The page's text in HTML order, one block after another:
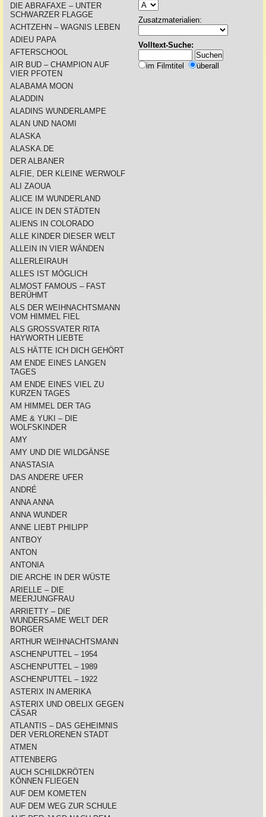
DIE ABRAFAXE – UNTER
SCHWARZER FLAGGE
ACHTZEHN – WAGNIS LEBEN
ADIEU PAPA
AFTERSCHOOL
AIR BUD – CHAMPION AUF
VIER PFOTEN
ALABAMA MOON
ALADDIN
ALADINS WUNDERLAMPE
ALAN UND NAOMI
ALASKA
ALASKA.DE
DER ALBANER
ALFIE, DER KLEINE WERWOLF
ALI ZAOUA
ALICE IM WUNDERLAND
ALICE IN DEN STÄDTEN
ALIENS IN COLORADO
ALLE KINDER DIESER WELT
ALLEIN IN VIER WÄNDEN
ALLERLEIRAUH
ALLES IST MÖGLICH
ALMOST FAMOUS – FAST
BERÜHMT
ALS DER WEIHNACHTSMANN
VOM HIMMEL FIEL
ALS GROSSVATER RITA
HAYWORTH LIEBTE
ALS HÄTTE ICH DICH GEHÖRT
AM ENDE EINES LANGEN
TAGES
AM ENDE EINES VIEL ZU
KURZEN TAGES
AM HIMMEL DER TAG
AME & YUKI – DIE
WOLFSKINDER
AMY
AMY UND DIE WILDGÄNSE
ANASTASIA
DAS ANDERE UFER
ANDRÉ
ANNA ANNA
ANNA WUNDER
ANNE LIEBT PHILIPP
ANTBOY
ANTON
ANTONIA
DIE ARCHE IN DER WÜSTE
ARIELLE – DIE
MEERJUNGFRAU
ARRIETTY – DIE
WUNDERSAME WELT DER
BORGER
ARTHUR WEIHNACHTSMANN
ASCHENPUTTEL – 1954
ASCHENPUTTEL – 1989
ASCHENPUTTEL – 1922
ASTERIX IN AMERIKA
ASTERIX UND OBELIX GEGEN
CÄSAR
ATLANTIS – DAS GEHEIMNIS
DER VERLORENEN STADT
ATMEN
ATTENBERG
AUCH SCHILDKRÖTEN
KÖNNEN FLIEGEN
AUF DEM KOMETEN
AUF DEM WEG ZUR SCHULE
Zusatzmaterialien:
Volltext-Suche:
im Filmtitel überall